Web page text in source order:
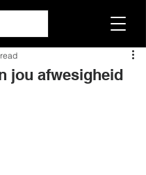
jou afwesigheid